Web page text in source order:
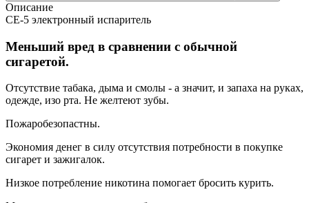
Описание
СЕ-5 электронный испаритель
Меньший вред в сравнении с обычной
сигаретой.
Отсутствие табака, дыма и смолы - а значит, и запаха на руках,
одежде, изо рта. Не желтеют зубы.
Пожаробезопастны.
Экономия денег в силу отсутствия потребности в покупке
сигарет и зажигалок.
Низкое потребление никотина помогает бросить курить.